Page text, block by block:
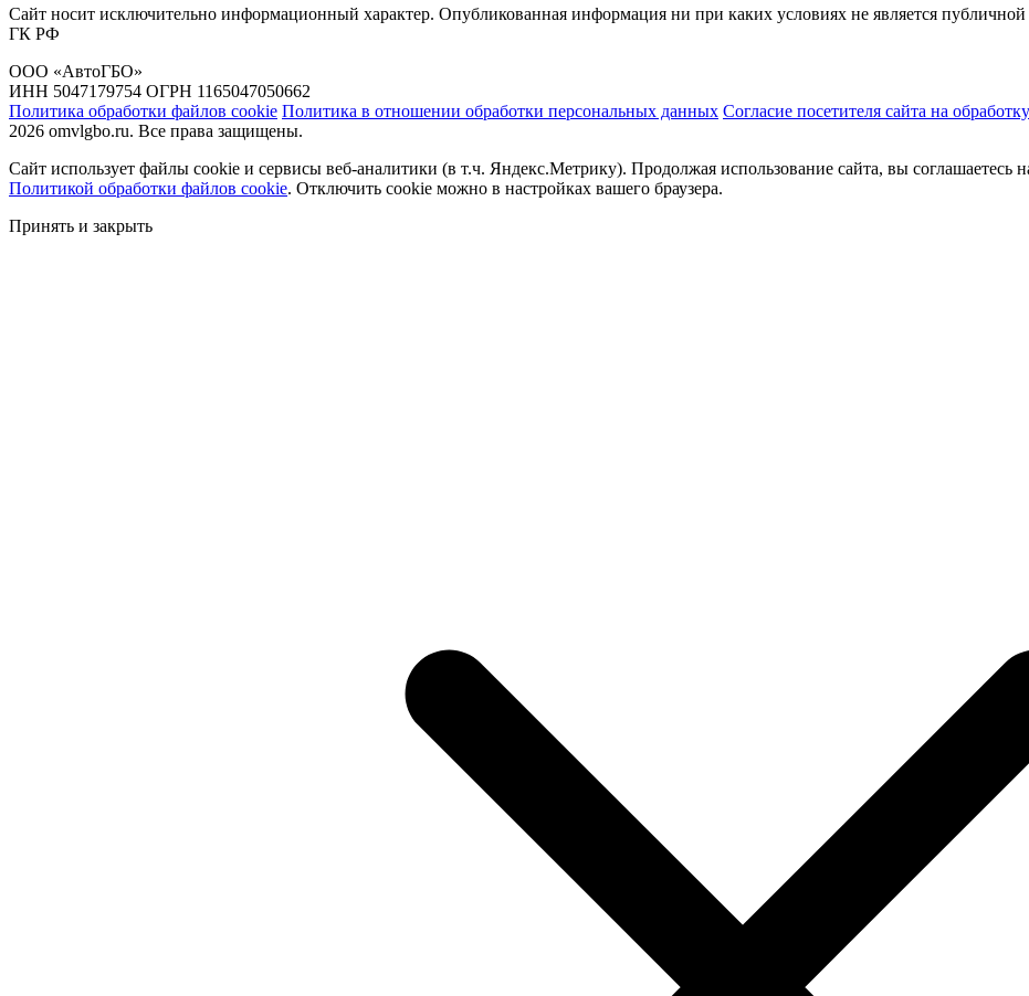
Сайт носит исключительно информационный характер. Опубликованная информация ни при каких условиях не является
ГК РФ
ООО «АвтоГБО»
ИНН 5047179754 ОГРН 1165047050662
Политика обработки файлов cookie Политика в отношении обработки персональных данных Согласие посетителя сайта на
2026 omvlgbo.ru. Все права защищены.
Сайт использует файлы cookie и сервисы веб-аналитики (в т.ч. Яндекс.Метрику). Продолжая использование сайта, вы соглашаетесь
Политикой обработки файлов cookie. Отключить cookie можно в настройках вашего браузера.
Принять и закрыть